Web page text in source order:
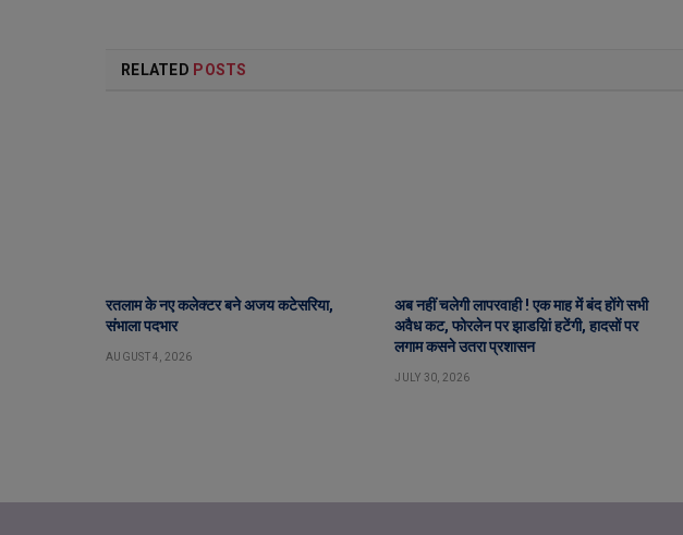
RELATED POSTS
रतलाम के नए कलेक्टर बने अजय कटेसरिया,
संभाला पदभार
AUGUST 4, 2026
अब नहीं चलेगी लापरवाही ! एक माह में बंद होंगे सभी
अवैध कट, फोरलेन पर झाडय़िां हटेंगी, हादसों पर
लगाम कसने उतरा प्रशासन
JULY 30, 2026